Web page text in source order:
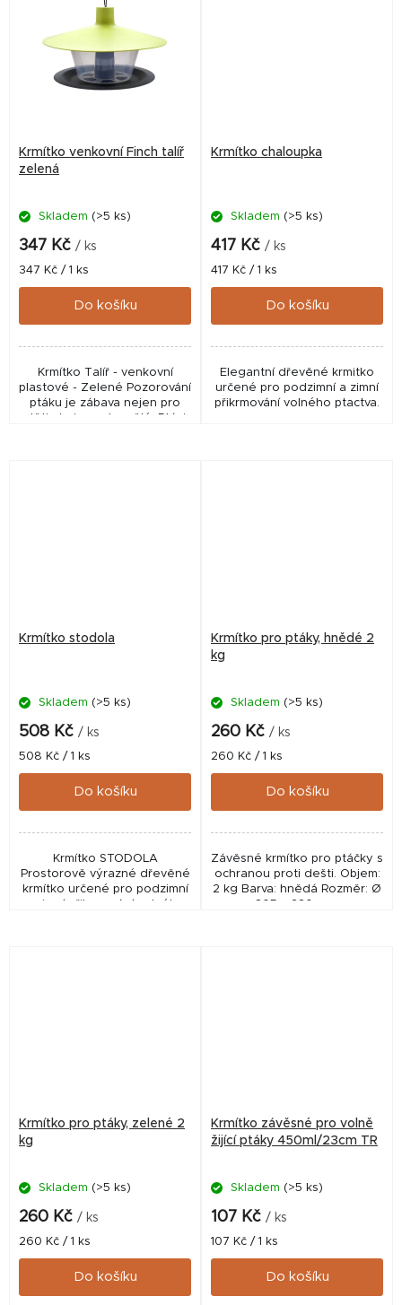
Krmítko venkovní Finch talíř
zelená
Skladem (>5 ks)
347 Kč / ks
Měrná
cena:
347 Kč / 1 ks
Do košíku
Krmítko Talíř - venkovní
plastové - Zelené Pozorování
ptáku je zábava nejen pro
Krmítko chaloupka
Skladem (>5 ks)
417 Kč / ks
Měrná
cena:
417 Kč / 1 ks
Do košíku
Elegantní dřevěné krmitko
určené pro podzimní a zimní
přikrmování volného ptactva.
Krmítko stodola
Skladem (>5 ks)
508 Kč / ks
Měrná
cena:
508 Kč / 1 ks
Do košíku
Krmítko STODOLA
Prostorově výrazné dřevěné
krmítko určené pro podzimní
a zimní přikrmování volného
Krmítko pro ptáky, hnědé 2
kg
Skladem (>5 ks)
260 Kč / ks
Měrná
cena:
260 Kč / 1 ks
Do košíku
Závěsné krmítko pro ptáčky s
ochranou proti dešti. Objem:
2 kg Barva: hnědá Rozměr: Ø
305 x 230 mm.
Krmítko pro ptáky, zelené 2
kg
Skladem (>5 ks)
260 Kč / ks
Měrná
cena:
260 Kč / 1 ks
Do košíku
Krmítko závěsné pro volně
žijící ptáky 450ml/23cm TR
Skladem (>5 ks)
107 Kč / ks
Měrná
cena:
107 Kč / 1 ks
Do košíku